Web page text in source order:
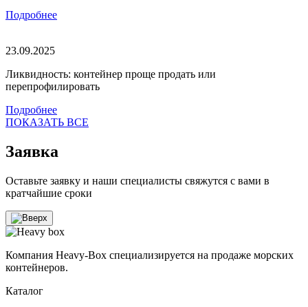
Подробнее
23.09.2025
Ликвидность: контейнер проще продать или
перепрофилировать
Подробнее
ПОКАЗАТЬ ВСЕ
Заявка
Оставьте заявку и наши специалисты свяжутся с вами в
кратчайшие сроки
Компания Heavy-Box специализируется на продаже морских
контейнеров.
Каталог